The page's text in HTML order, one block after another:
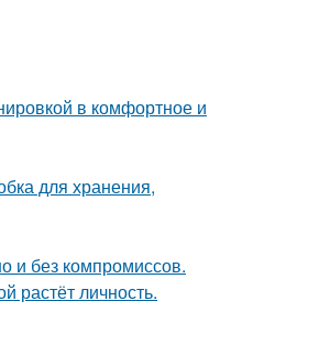
в комфортное и
для хранения,
и без компромиссов.
растёт личность.